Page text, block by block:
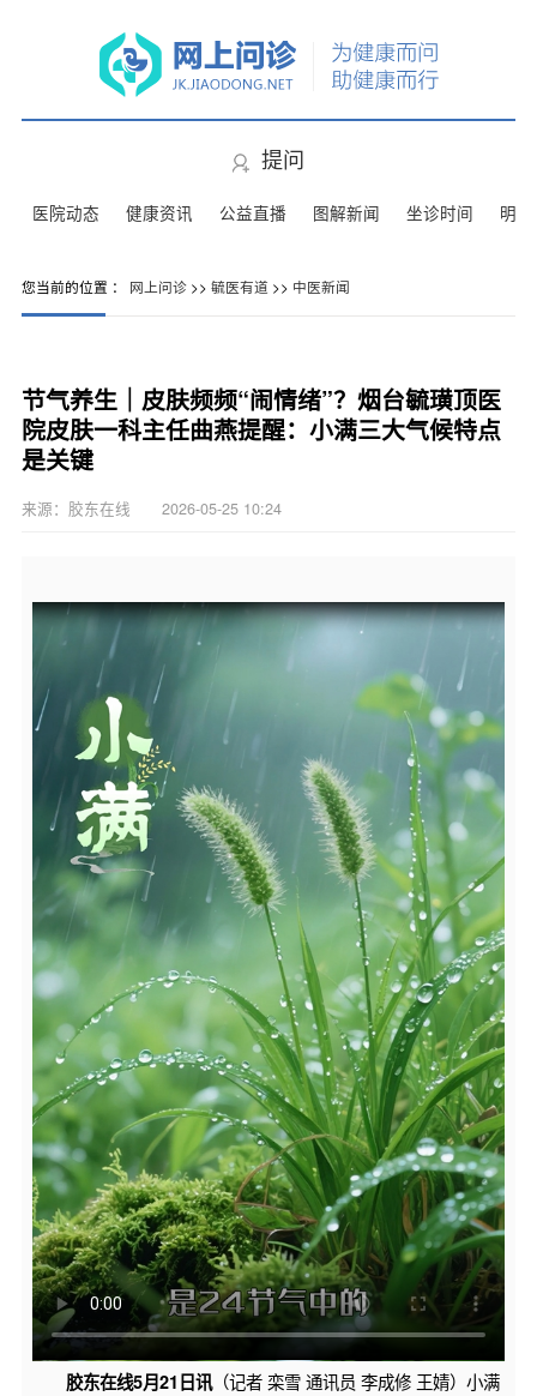
提问
医院动态 健康资讯 公益直播 图解新闻 坐诊时间 明
您当前的位置 ： 网上问诊>> 毓医有道 >> 中医新闻
节气养生｜皮肤频频“闹情绪”？烟台毓璜顶医
院皮肤一科主任曲燕提醒：小满三大气候特点
是关键
来源：胶东在线 2026-05-25 10:24
胶东在线5月21日讯（记者 栾雪 通讯员 李成修 王婧）小满